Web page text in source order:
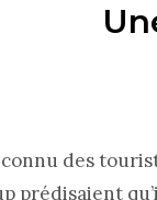
des
prédisaient